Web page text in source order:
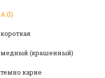
А (1)
короткая
медный (крашенный)
темно карие